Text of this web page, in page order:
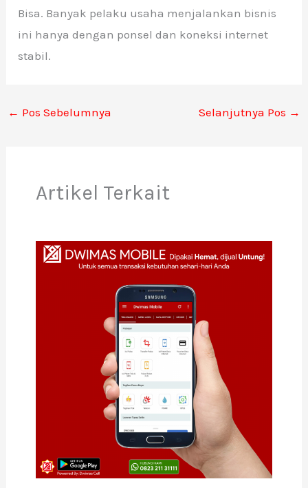
Bisa. Banyak pelaku usaha menjalankan bisnis
ini hanya dengan ponsel dan koneksi internet
stabil.
← Pos Sebelumnya Selanjutnya Pos →
Artikel Terkait